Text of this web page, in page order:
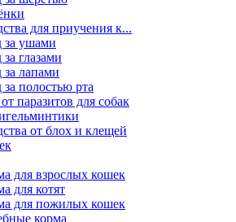
для приучения к...
за ушами
за глазами
за лапами
за полостью рта
паразитов для собак
от блох и клещей
для взрослых кошек
для котят
для пожилых кошек
корма